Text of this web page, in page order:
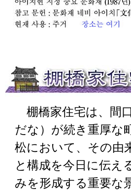
棚橋家住宅は、間
だな）が続き重厚な
松において、その由
と構成を今日に伝え
みを形成する重要な